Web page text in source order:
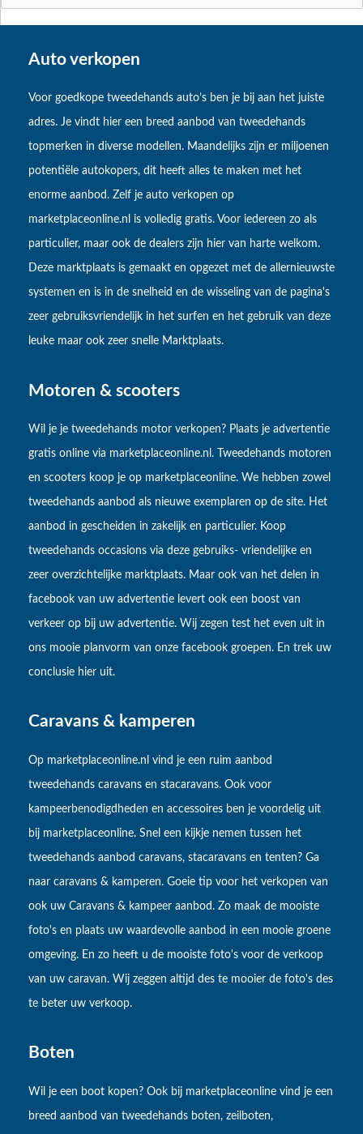
Auto verkopen
Voor goedkope tweedehands auto’s ben je bij aan het juiste
adres. Je vindt hier een breed aanbod van tweedehands
topmerken in diverse modellen. Maandelijks zijn er miljoenen
potentiële autokopers, dit heeft alles te maken met het
enorme aanbod. Zelf je auto verkopen op
marketplaceonline.nl is volledig gratis. Voor iedereen zo als
particulier, maar ook de dealers zijn hier van harte welkom.
Deze marktplaats is gemaakt en opgezet met de allernieuwste
systemen en is in de snelheid en de wisseling van de pagina's
zeer gebruiksvriendelijk in het surfen en het gebruik van deze
leuke maar ook zeer snelle Marktplaats.
Motoren & scooters
Wil je je tweedehands motor verkopen? Plaats je advertentie
gratis online via marketplaceonline.nl. Tweedehands motoren
en scooters koop je op marketplaceonline. We hebben zowel
tweedehands aanbod als nieuwe exemplaren op de site. Het
aanbod in gescheiden in zakelijk en particulier. Koop
tweedehands occasions via deze gebruiks- vriendelijke en
zeer overzichtelijke marktplaats. Maar ook van het delen in
facebook van uw advertentie levert ook een boost van
verkeer op bij uw advertentie. Wij zegen test het even uit in
ons mooie planvorm van onze facebook groepen. En trek uw
conclusie hier uit.
Caravans & kamperen
Op marketplaceonline.nl vind je een ruim aanbod
tweedehands caravans en stacaravans. Ook voor
kampeerbenodigdheden en accessoires ben je voordelig uit
bij marketplaceonline. Snel een kijkje nemen tussen het
tweedehands aanbod caravans, stacaravans en tenten? Ga
naar caravans & kamperen. Goeie tip voor het verkopen van
ook uw Caravans & kampeer aanbod. Zo maak de mooiste
foto's en plaats uw waardevolle aanbod in een mooie groene
omgeving. En zo heeft u de mooiste foto's voor de verkoop
van uw caravan. Wij zeggen altijd des te mooier de foto's des
te beter uw verkoop.
Boten
Wil je een boot kopen? Ook bij marketplaceonline vind je een
breed aanbod van tweedehands boten, zeilboten,